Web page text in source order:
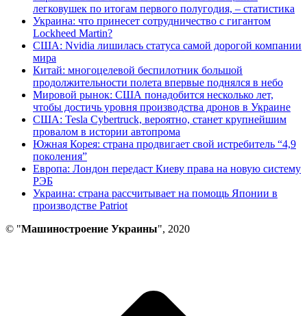
легковушек по итогам первого полугодия, – статистика
Украина: что принесет сотрудничество с гигантом
Lockheed Martin?
США: Nvidia лишилась статуса самой дорогой компании
мира
Китай: многоцелевой беспилотник большой
продолжительности полета впервые поднялся в небо
Мировой рынок: США понадобится несколько лет,
чтобы достичь уровня производства дронов в Украине
США: Tesla Cybertruck, вероятно, станет крупнейшим
провалом в истории автопрома
Южная Корея: страна продвигает свой истребитель “4,9
поколения”
Европа: Лондон передаст Киеву права на новую систему
РЭБ
Украина: страна рассчитывает на помощь Японии в
производстве Patriot
© "Машиностроение Украины", 2020